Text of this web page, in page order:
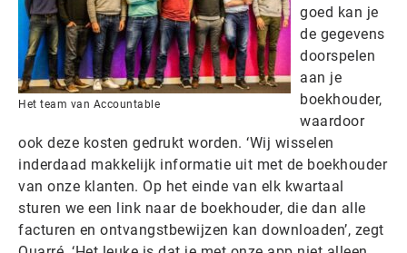
Het team van Accountable
goed kan je
de gegevens
doorspelen
aan je
boekhouder,
waardoor
ook deze kosten gedrukt worden. ‘Wij wisselen
inderdaad makkelijk informatie uit met de boekhouder
van onze klanten. Op het einde van elk kwartaal
sturen we een link naar de boekhouder, die dan alle
facturen en ontvangstbewijzen kan downloaden’, zegt